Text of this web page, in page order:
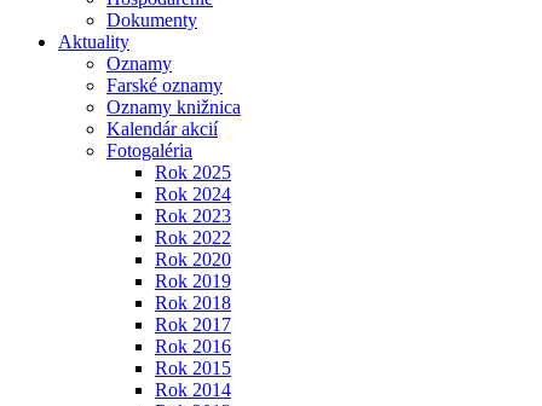
Dokumenty
Aktuality
Oznamy
Farské oznamy
Oznamy knižnica
Kalendár akcií
Fotogaléria
Rok 2025
Rok 2024
Rok 2023
Rok 2022
Rok 2020
Rok 2019
Rok 2018
Rok 2017
Rok 2016
Rok 2015
Rok 2014